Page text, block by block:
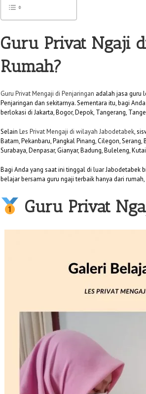
Guru Privat Ngaji
Rumah?
Guru Privat Mengaji di Penjaringan adalah jasa guru
Penjaringan dan sekitarnya. Sementara itu, bagi
berlokasi di Jakarta, Bogor, Depok, Tangerang,
Selain Les Privat Mengaji di wilayah Jabodetabek,
Batam, Pekanbaru, Pangkal Pinang, Cilegon,
Surabaya, Denpasar, Gianyar, Badung, Buleleng,
Bagi Anda yang saat ini tinggal di luar Jabodetabek
belajar bersama guru ngaji terbaik hanya dari
Guru Privat